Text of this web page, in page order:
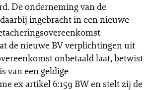
De onderneming van de
ingebracht in een nieuwe
de nieuwe BV verplichtingen uit
onbetaald laat, betwist
van een geldige
ex artikel 6:159 BW en stelt zij de